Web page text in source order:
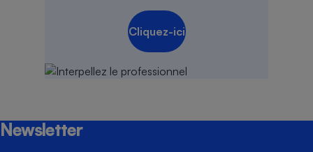
Cliquez-ici
Newsletter